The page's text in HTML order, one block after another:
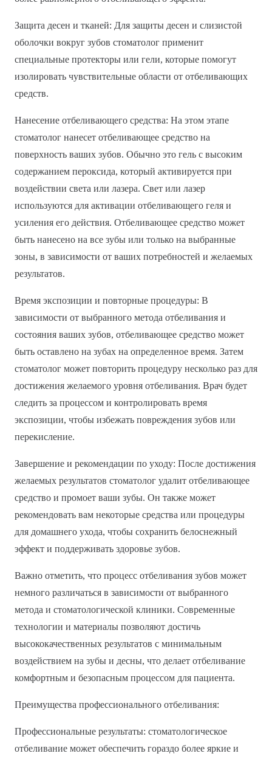
Защита десен и тканей: Для защиты десен и слизистой
оболочки вокруг зубов стоматолог применит
специальные протекторы или гели, которые помогут
изолировать чувствительные области от отбеливающих
средств.
Нанесение отбеливающего средства: На этом этапе
стоматолог нанесет отбеливающее средство на
поверхность ваших зубов. Обычно это гель с высоким
содержанием пероксида, который активируется при
воздействии света или лазера. Свет или лазер
используются для активации отбеливающего геля и
усиления его действия. Отбеливающее средство может
быть нанесено на все зубы или только на выбранные
зоны, в зависимости от ваших потребностей и желаемых
результатов.
Время экспозиции и повторные процедуры: В
зависимости от выбранного метода отбеливания и
состояния ваших зубов, отбеливающее средство может
быть оставлено на зубах на определенное время. Затем
стоматолог может повторить процедуру несколько раз для
достижения желаемого уровня отбеливания. Врач будет
следить за процессом и контролировать время
экспозиции, чтобы избежать повреждения зубов или
перекисление.
Завершение и рекомендации по уходу: После достижения
желаемых результатов стоматолог удалит отбеливающее
средство и промоет ваши зубы. Он также может
рекомендовать вам некоторые средства или процедуры
для домашнего ухода, чтобы сохранить белоснежный
эффект и поддерживать здоровье зубов.
Важно отметить, что процесс отбеливания зубов может
немного различаться в зависимости от выбранного
метода и стоматологической клиники. Современные
технологии и материалы позволяют достичь
высококачественных результатов с минимальным
воздействием на зубы и десны, что делает отбеливание
комфортным и безопасным процессом для пациента.
Преимущества профессионального отбеливания:
Профессиональные результаты: стоматологическое
отбеливание может обеспечить гораздо более яркие и